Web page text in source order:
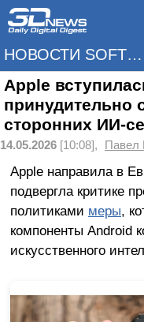
НОВОСТИ SOFTWARE
Apple
принудительно
сторонних ИИ-
14.05.2026 [10:08], Павел
Apple направила в
подвергла критике
политиками меры,
компоненты Android
искусственного